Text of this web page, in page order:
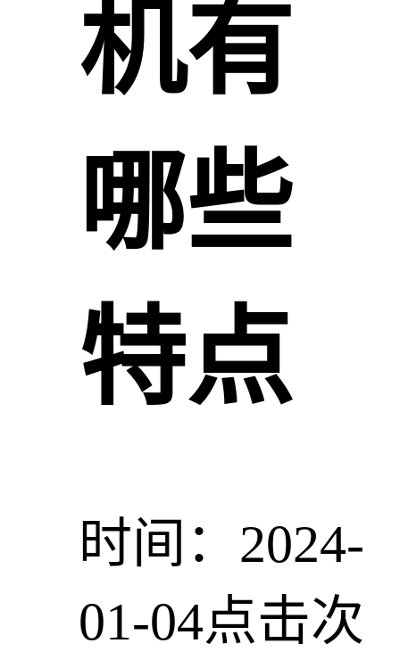
机有
哪些
特点
时间：2024-
01-04点击次